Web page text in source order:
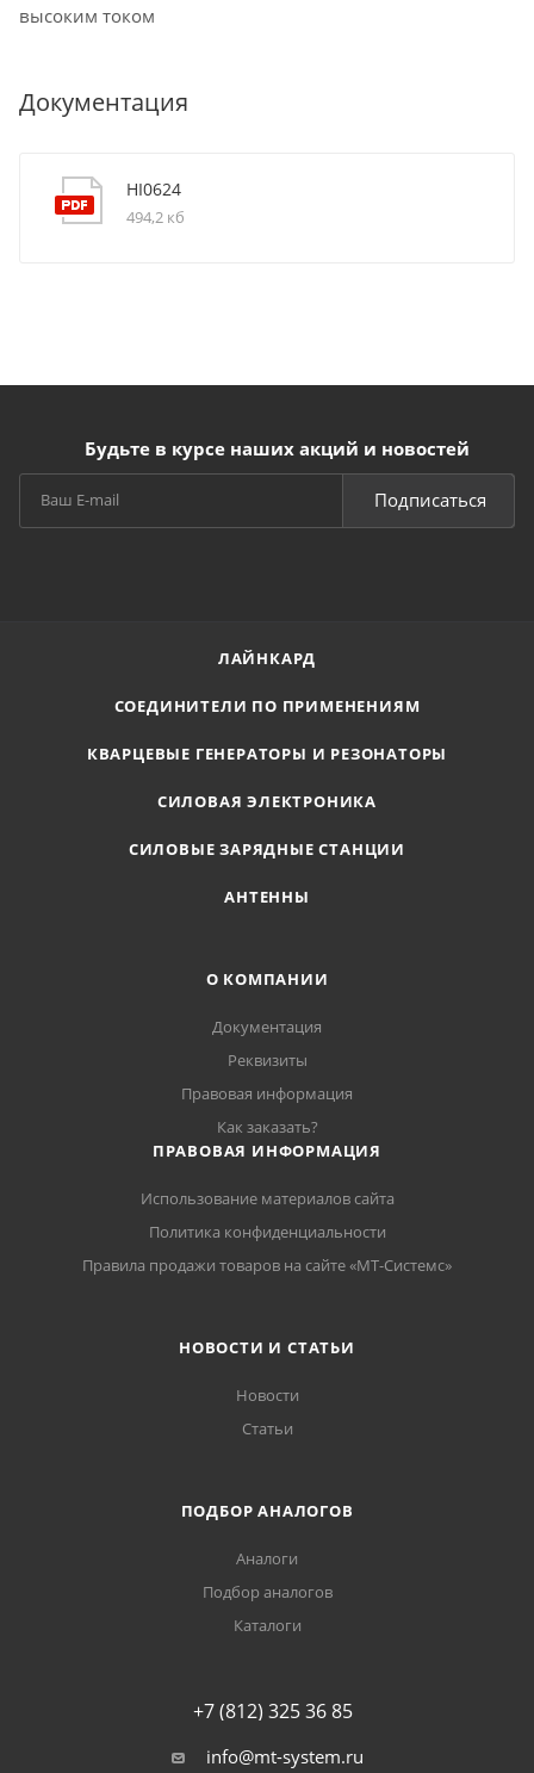
высоким током
Документация
HI0624
494,2 кб
Будьте в курсе наших акций и новостей
Подписаться
ЛАЙНКАРД
СОЕДИНИТЕЛИ ПО ПРИМЕНЕНИЯМ
КВАРЦЕВЫЕ ГЕНЕРАТОРЫ И РЕЗОНАТОРЫ
СИЛОВАЯ ЭЛЕКТРОНИКА
СИЛОВЫЕ ЗАРЯДНЫЕ СТАНЦИИ
АНТЕННЫ
О КОМПАНИИ
Документация
Реквизиты
Правовая информация
Как заказать?
ПРАВОВАЯ ИНФОРМАЦИЯ
Использование материалов сайта
Политика конфиденциальности
Правила продажи товаров на сайте «МТ-Системс»
НОВОСТИ И СТАТЬИ
Новости
Статьи
ПОДБОР АНАЛОГОВ
Аналоги
Подбор аналогов
Каталоги
+7 (812) 325 36 85
info@mt-system.ru